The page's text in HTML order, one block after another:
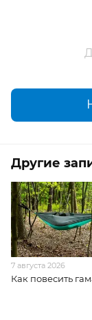
Другие
7 августа 2026
Как повесить